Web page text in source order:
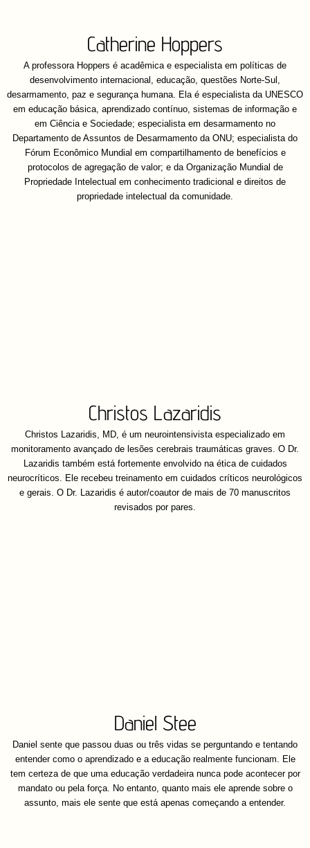
Catherine Hoppers
A professora Hoppers é acadêmica e especialista em políticas de
desenvolvimento internacional, educação, questões Norte-Sul,
desarmamento, paz e segurança humana. Ela é especialista da UNESCO
em educação básica, aprendizado contínuo, sistemas de informação e
em Ciência e Sociedade; especialista em desarmamento no
Departamento de Assuntos de Desarmamento da ONU; especialista do
Fórum Econômico Mundial em compartilhamento de benefícios e
protocolos de agregação de valor; e da Organização Mundial de
Propriedade Intelectual em conhecimento tradicional e direitos de
propriedade intelectual da comunidade.
Christos Lazaridis
Christos Lazaridis, MD, é um neurointensivista especializado em
monitoramento avançado de lesões cerebrais traumáticas graves. O Dr.
Lazaridis também está fortemente envolvido na ética de cuidados
neurocríticos. Ele recebeu treinamento em cuidados críticos neurológicos
e gerais. O Dr. Lazaridis é autor/coautor de mais de 70 manuscritos
revisados por pares.
Daniel Stee
Daniel sente que passou duas ou três vidas se perguntando e tentando
entender como o aprendizado e a educação realmente funcionam. Ele
tem certeza de que uma educação verdadeira nunca pode acontecer por
mandato ou pela força. No entanto, quanto mais ele aprende sobre o
assunto, mais ele sente que está apenas começando a entender.